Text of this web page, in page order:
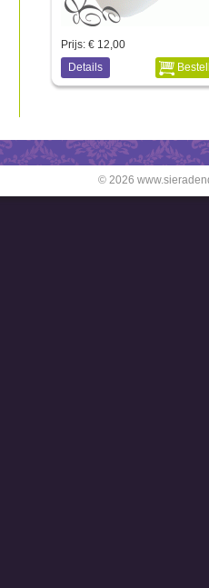
Prijs: € 12,00
Details
© 2026